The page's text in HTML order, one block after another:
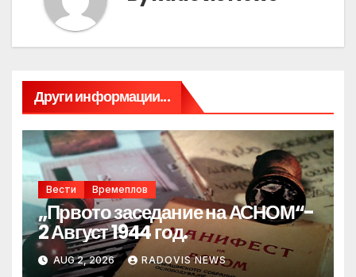
Други информации...
Вести Времеплов
„Првото заседание на АСНОМ“-
2 Август 1944 год.
AUG 2, 2026 RADOVIS NEWS